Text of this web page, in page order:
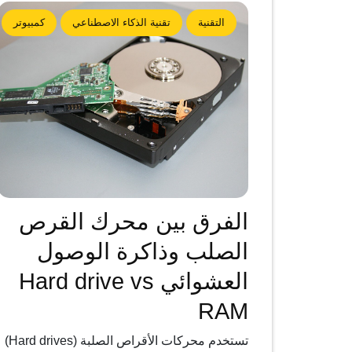
التقنية تقنية الذكاء الاصطناعي كمبيوتر
الفرق بين محرك القرص
الصلب وذاكرة الوصول
العشوائي Hard drive vs
RAM
تستخدم محركات الأقراص الصلبة (Hard drives)